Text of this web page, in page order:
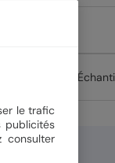
TTC
le trafic
publicités
consulter